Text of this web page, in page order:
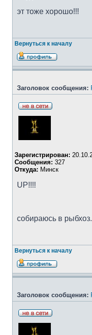
эт тоже хорошо!!!
Вернуться к началу
Заголовок сообщения:
Зарегистрирован:
Сообщения: 327
Откуда: Минск
UP!!!!
собираюсь в
Вернуться к началу
Заголовок сообщения: